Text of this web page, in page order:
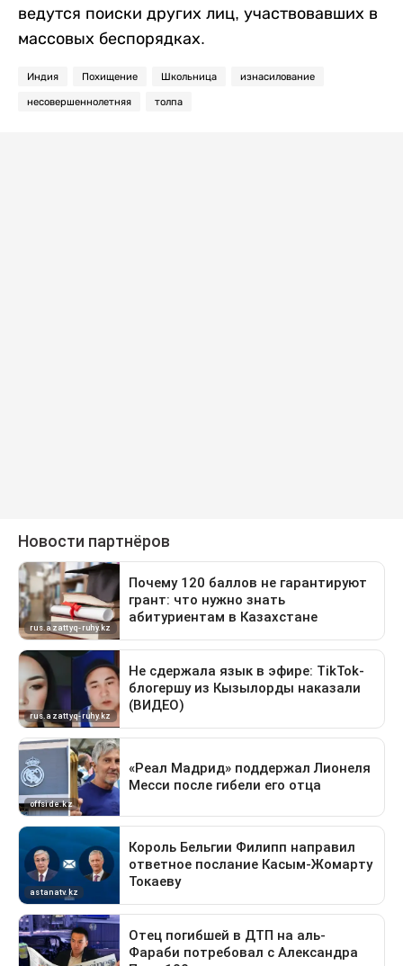
ведутся поиски других лиц, участвовавших в
массовых беспорядках.
Индия Похищение Школьница изнасилование
несовершеннолетняя толпа